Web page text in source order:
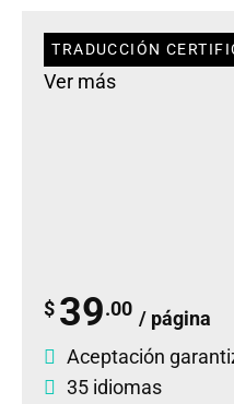
TRADUCCIÓN
Ver más
$ 39.00 / página
Aceptación
35 idiomas